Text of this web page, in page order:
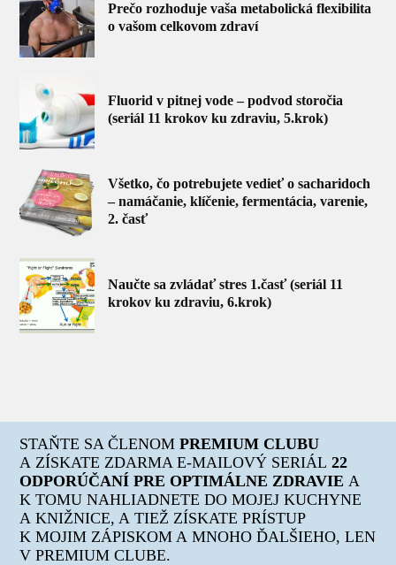
Prečo rozhoduje vaša metabolická flexibilita
o vašom celkovom zdraví
Fluorid v pitnej vode – podvod storočia
(seriál 11 krokov ku zdraviu, 5.krok)
Všetko, čo potrebujete vedieť o sacharidoch
– namáčanie, klíčenie, fermentácia, varenie,
2. časť
Naučte sa zvládať stres 1.časť (seriál 11
krokov ku zdraviu, 6.krok)
STAŇTE SA ČLENOMPREMIUM CLUBU
A ZÍSKATE ZDARMA E-MAILOVÝ SERIÁL22
ODPORÚČANÍ PRE OPTIMÁLNE ZDRAVIE A
K TOMU NAHLIADNETE DO MOJEJ KUCHYNE
A KNIŽNICE, A TIEŽ ZÍSKATE PRÍSTUP
K MOJIM ZÁPISKOM A MNOHO ĎALŠIEHO, LEN
V PREMIUM CLUBE.